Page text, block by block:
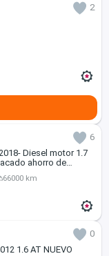
2
6
motor 1.7
ahorro de
estado
66000 km
0
1.6 AT NUEVO